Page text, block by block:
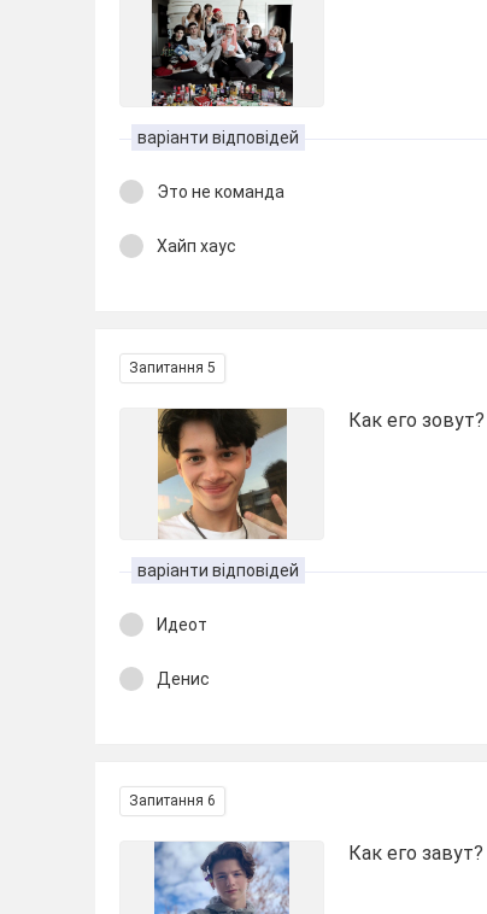
варіанти відповідей
Это не команда
Хайп хаус
Запитання 5
Как его зовут?
варіанти відповідей
Идеот
Денис
Запитання 6
Как его завут?